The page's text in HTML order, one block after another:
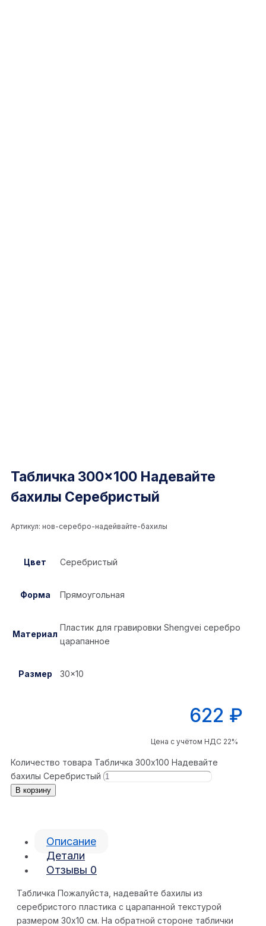
Табличка 300×100 Надевайте
бахилы Серебристый
Артикул: нов-серебро-надейвайте-бахилы
Цвет Серебристый
Форма Прямоугольная
Материал
Пластик для гравировки Shengvei серебро
царапанное
Размер 30×10
622 ₽
Цена с учётом НДС 22%
Количество товара Табличка 300x100 Надевайте
бахилы Серебристый
В корзину
Описание
Детали
Отзывы 0
Табличка Пожалуйста, надевайте бахилы из
серебристого пластика с царапанной текстурой
размером 30х10 см. На обратной стороне таблички